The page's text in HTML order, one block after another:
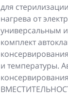
для
нагрева от
универсальным
комплект
и температуры.